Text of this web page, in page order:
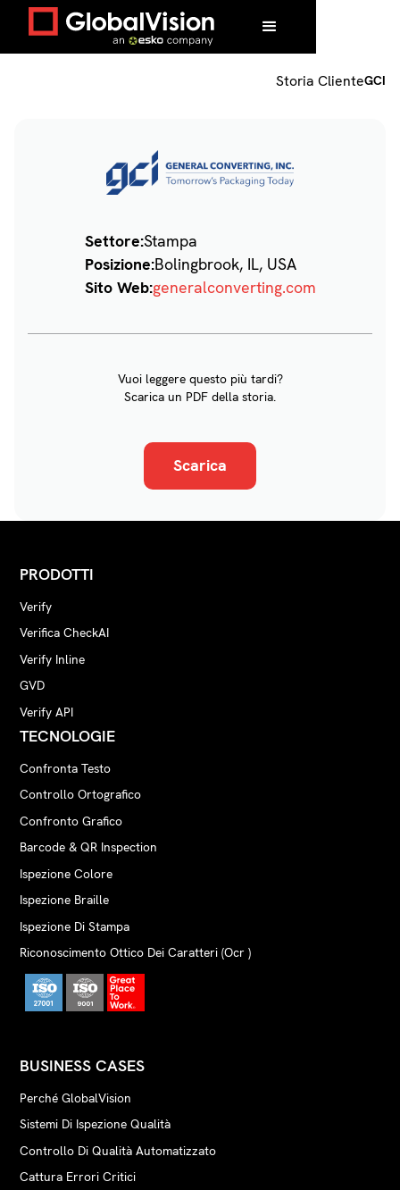
Home /Clienti/GCI
Storia ClienteGCI
Settore:Stampa
Posizione:Bolingbrook, IL, USA
Sito Web:generalconverting.com
Vuoi leggere questo più tardi?
Scarica un PDF della storia.
Scarica
PRODOTTI
Verify
Verifica CheckAI
Verify Inline
GVD
Verify API
TECNOLOGIE
Confronta Testo
Controllo Ortografico
Confronto Grafico
Barcode & QR Inspection
Ispezione Colore
Ispezione Braille
Ispezione Di Stampa
Riconoscimento Ottico Dei Caratteri (Ocr )
BUSINESS CASES
Perché GlobalVision
Sistemi Di Ispezione Qualità
Controllo Di Qualità Automatizzato
Cattura Errori Critici